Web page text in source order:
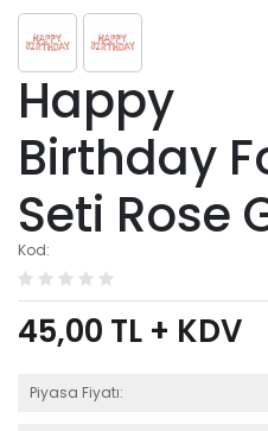
Happy
Birthday
Seti Rose
Kod:
45,00 TL + KDV
Piyasa Fiyatı: